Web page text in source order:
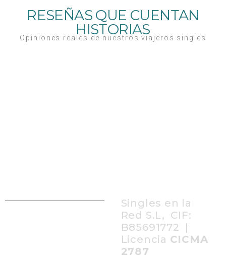
RESEÑAS QUE CUENTAN
HISTORIAS
Opiniones reales de nuestros viajeros singles
Singles en la
Red S.L, CIF:
B85691772 |
Licencia CICMA
2787